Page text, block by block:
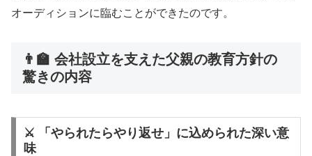
オーディションに臨むことができたのです。
👨‍🏫 会社設立を支えた父親の教育方針の
驚きの内容
⚔️ 「やられたらやり返せ」に込められた深い意
味